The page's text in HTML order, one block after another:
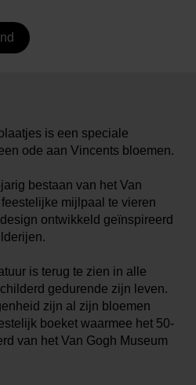
is een speciale
ode aan Vincents bloemen.
bestaan van het Van
mijlpaal te vieren
ontwikkeld geïnspireerd
is terug te zien in alle
gedurende zijn leven.
zijn al zijn bloemen
boeket waarmee het 50-
van het Van Gogh Museum